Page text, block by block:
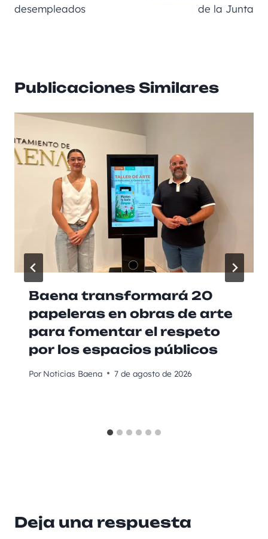
desempleados
de la Junta
Publicaciones Similares
Baena transformará 20
papeleras en obras de arte
para fomentar el respeto
por los espacios públicos
Por Noticias Baena 7 de agosto de 2026
Deja una respuesta